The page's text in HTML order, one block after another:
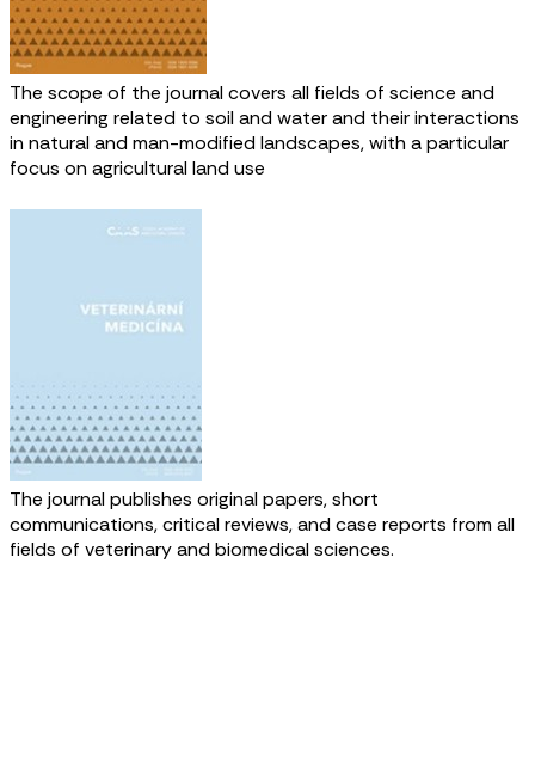
The scope of the journal covers all fields of science and
engineering related to soil and water and their interactions
in natural and man-modified landscapes, with a particular
focus on agricultural land use
The journal publishes original papers, short
communications, critical reviews, and case reports from all
fields of veterinary and biomedical sciences.